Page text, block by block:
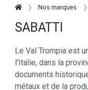
Nos marques
SABATTI
Le Val Trompia est
l’Italie, dans la
documents
métaux et de la